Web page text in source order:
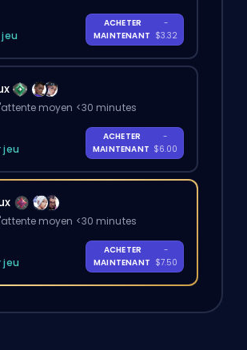
jeu
ACHETER
MAINTENANT
-
$3.32
moyen <30 minutes
jeu
ACHETER
MAINTENANT
-
$6.00
moyen <30 minutes
jeu
ACHETER
MAINTENANT
-
$7.50